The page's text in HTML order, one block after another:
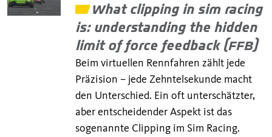
​​What clipping in sim racing
is: understanding the hidden
limit of force feedback (FFB)
Beim virtuellen Rennfahren zählt jede
Präzision – jede Zehntelsekunde macht
den Unterschied. Ein oft unterschätzter,
aber entscheidender Aspekt ist das
sogenannte Clipping im Sim Racing.